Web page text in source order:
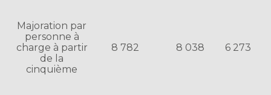
Majoration par
personne à
charge à partir
de la
cinquième
8 782 8 038 6 273